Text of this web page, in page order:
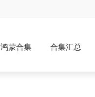
鸿蒙合集 合集汇总